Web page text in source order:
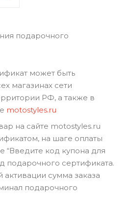
подарочного
может быть
магазинах сети
РФ, а также в
motostyles.ru
на сайте motostyles.ru
на шаге оплаты
“Введите код купона для
подарочного сертификата.
активации сумма заказа
подарочного